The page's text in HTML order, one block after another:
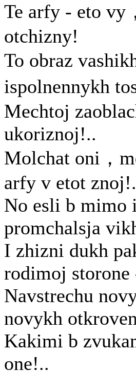
Te arfy - eto vy
otchizny!
To obraz
ispolnennykh
Mechtoj
ukoriznoj!..
Molchat oni，
arfy v etot
No esli b mimo
promchalsja
I zhizni dukh
rodimoj storone
Navstrechu
novykh
Kakimi b
one!..